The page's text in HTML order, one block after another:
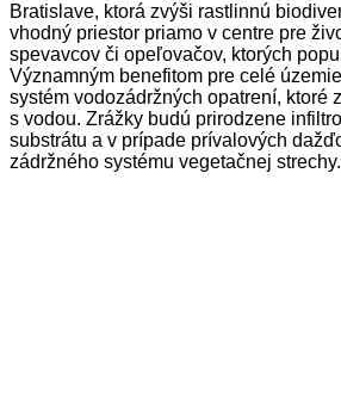
Bratislave, ktorá zvýši rastlinnú
vhodný priestor priamo v centre pre
spevavcov či opeľovačov, ktorých
Významným benefitom pre celé
systém vodozádržných opatrení, ktoré
s vodou. Zrážky budú prirodzene
substrátu a v prípade prívalových
zádržného systému vegetačnej strechy.